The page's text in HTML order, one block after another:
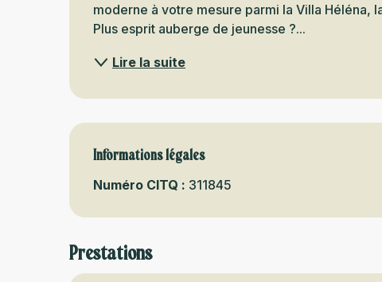
moderne à votre mesure parmi la Villa Héléna,
Plus esprit auberge de jeunesse ?...
Lire la suite
Informations légales
Informations légales
Numéro CITQ : 311845
Prestations